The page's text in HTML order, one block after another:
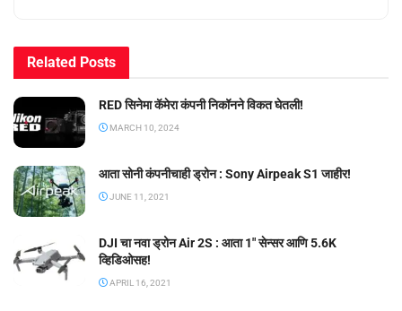
Related Posts
RED सिनेमा कॅमेरा कंपनी निकॉनने विकत घेतली!
MARCH 10, 2024
आता सोनी कंपनीचाही ड्रोन : Sony Airpeak S1 जाहीर!
JUNE 11, 2021
DJI चा नवा ड्रोन Air 2S : आता 1″ सेन्सर आणि 5.6K
व्हिडिओसह!
APRIL 16, 2021